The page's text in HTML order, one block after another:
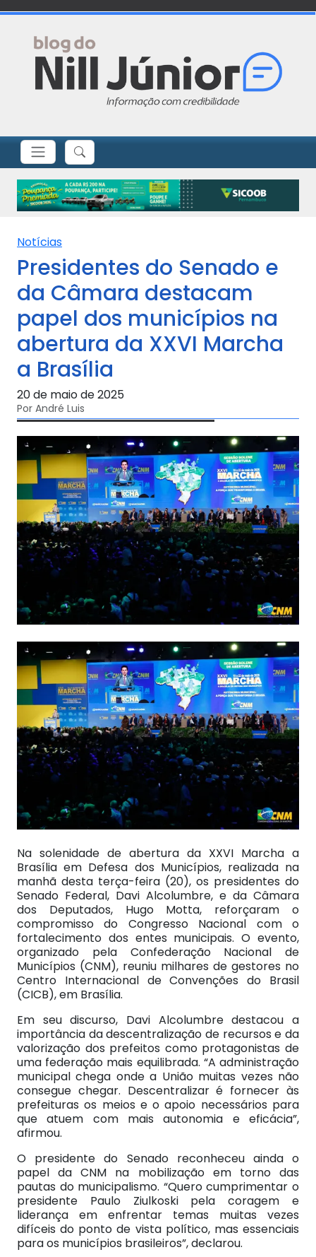
Notícias
Presidentes do Senado e
da Câmara destacam
papel dos municípios na
abertura da XXVI Marcha
a Brasília
20 de maio de 2025
Por André Luis
Na solenidade de abertura da XXVI Marcha a
Brasília em Defesa dos Municípios, realizada na
manhã desta terça-feira (20), os presidentes do
Senado Federal, Davi Alcolumbre, e da Câmara
dos Deputados, Hugo Motta, reforçaram o
compromisso do Congresso Nacional com o
fortalecimento dos entes municipais. O evento,
organizado pela Confederação Nacional de
Municípios (CNM), reuniu milhares de gestores no
Centro Internacional de Convenções do Brasil
(CICB), em Brasília.
Em seu discurso, Davi Alcolumbre destacou a
importância da descentralização de recursos e da
valorização dos prefeitos como protagonistas de
uma federação mais equilibrada. “A administração
municipal chega onde a União muitas vezes não
consegue chegar. Descentralizar é fornecer às
prefeituras os meios e o apoio necessários para
que atuem com mais autonomia e eficácia”,
afirmou.
O presidente do Senado reconheceu ainda o
papel da CNM na mobilização em torno das
pautas do municipalismo. “Quero cumprimentar o
presidente Paulo Ziulkoski pela coragem e
liderança em enfrentar temas muitas vezes
difíceis do ponto de vista político, mas essenciais
para os municípios brasileiros”, declarou.